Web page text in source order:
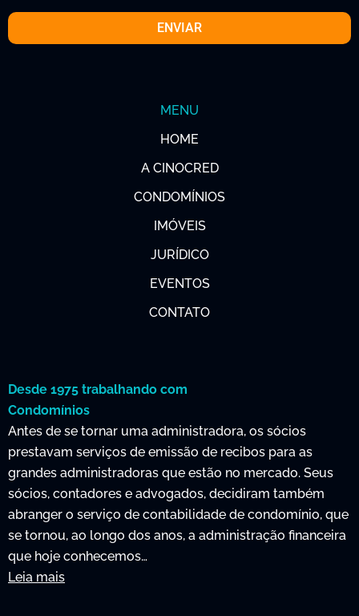
MENU
HOME
A CINOCRED
CONDOMÍNIOS
IMÓVEIS
JURÍDICO
EVENTOS
CONTATO
Desde 1975 trabalhando com
Condomínios
Antes de se tornar uma administradora, os sócios
prestavam serviços de emissão de recibos para as
grandes administradoras que estão no mercado. Seus
sócios, contadores e advogados, decidiram também
abranger o serviço de contabilidade de condomínio, que
se tornou, ao longo dos anos, a administração financeira
que hoje conhecemos…
Leia mais